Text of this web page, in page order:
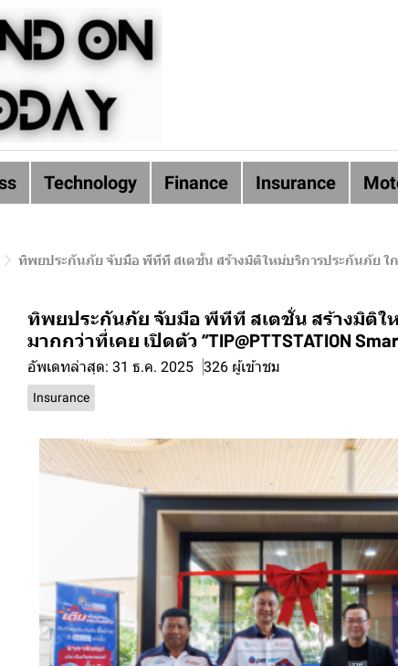
Technology Finance Insurance
ทิพยประกันภัย จับมือ พีทีที สเตชั่น สร้างมิติใหม่บริการประกันภัย ใกล้
ทิพยประกันภัย จับมือ พีทีที สเตชั่น สร้างมิติใ
มากกว่าที่เคย เปิดตัว “TIP@PTTSTATION
อัพเดทล่าสุด: 31 ธ.ค. 2025 326 ผู้เข้าชม
Insurance